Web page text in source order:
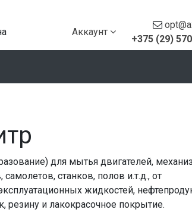
Аккаунт
+375 (29)
для мытья двигателей,
станков, полов и.т.д., от
жидкостей,
резину и лакокрасочное покрытие.